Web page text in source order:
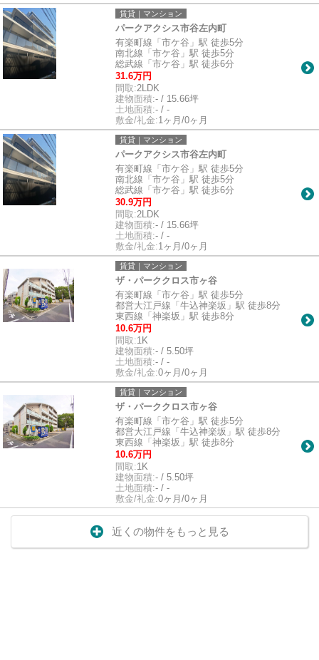
賃貸｜マンション
パークアクシス市谷左内町
有楽町線「市ケ谷」駅 徒歩5分
南北線「市ケ谷」駅 徒歩5分
総武線「市ケ谷」駅 徒歩6分
31.6万円
間取:2LDK
建物面積:- / 15.66坪
土地面積:- / -
敷金/礼金:1ヶ月/0ヶ月
賃貸｜マンション
パークアクシス市谷左内町
有楽町線「市ケ谷」駅 徒歩5分
南北線「市ケ谷」駅 徒歩5分
総武線「市ケ谷」駅 徒歩6分
30.9万円
間取:2LDK
建物面積:- / 15.66坪
土地面積:- / -
敷金/礼金:1ヶ月/0ヶ月
賃貸｜マンション
ザ・パーククロス市ヶ谷
有楽町線「市ケ谷」駅 徒歩5分
都営大江戸線「牛込神楽坂」駅 徒歩8分
東西線「神楽坂」駅 徒歩8分
10.6万円
間取:1K
建物面積:- / 5.50坪
土地面積:- / -
敷金/礼金:0ヶ月/0ヶ月
賃貸｜マンション
ザ・パーククロス市ヶ谷
有楽町線「市ケ谷」駅 徒歩5分
都営大江戸線「牛込神楽坂」駅 徒歩8分
東西線「神楽坂」駅 徒歩8分
10.6万円
間取:1K
建物面積:- / 5.50坪
土地面積:- / -
敷金/礼金:0ヶ月/0ヶ月
近くの物件をもっと見る